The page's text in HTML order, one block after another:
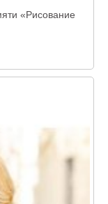
«Рисование